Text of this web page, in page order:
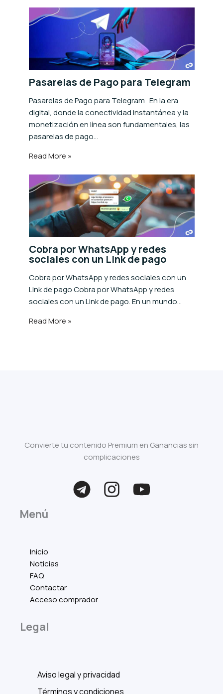
Pasarelas de Pago para Telegram
Pasarelas de Pago para Telegram En la era
digital, donde la conectividad instantánea y la
monetización en línea son fundamentales, las
pasarelas de pago…
Read More »
Cobra por WhatsApp y redes
sociales con un Link de pago
Cobra por WhatsApp y redes sociales con un
Link de pago Cobra por WhatsApp y redes
sociales con un Link de pago. En un mundo…
Read More »
Convierte tu contenido Premium en Ganancias sin
complicaciones
Menú
Inicio
Noticias
FAQ
Contactar
Acceso comprador
Legal
Aviso legal y privacidad
Términos y condiciones